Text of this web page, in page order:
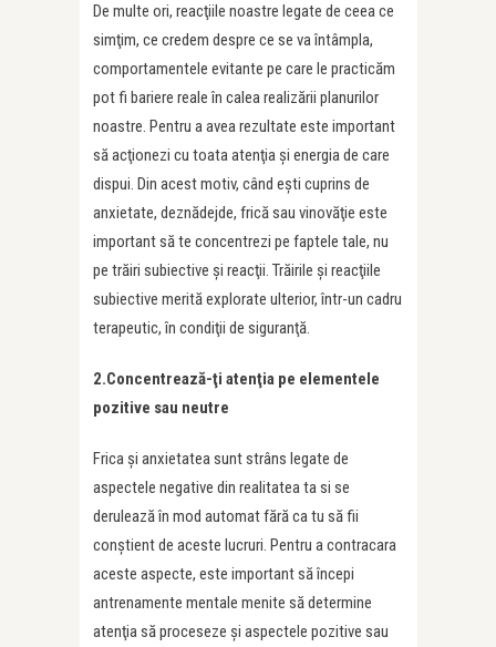
De multe ori, reacţiile noastre legate de ceea ce
simţim, ce credem despre ce se va întâmpla,
comportamentele evitante pe care le practicăm
pot fi bariere reale în calea realizării planurilor
noastre. Pentru a avea rezultate este important
să acţionezi cu toata atenţia şi energia de care
dispui. Din acest motiv, când eşti cuprins de
anxietate, deznădejde, frică sau vinovăţie este
important să te concentrezi pe faptele tale, nu
pe trăiri subiective şi reacţii. Trăirile şi reacţiile
subiective merită explorate ulterior, într-un cadru
terapeutic, în condiţii de siguranţă.
2.Concentrează-ţi atenţia pe elementele
pozitive sau neutre
Frica şi anxietatea sunt strâns legate de
aspectele negative din realitatea ta si se
derulează în mod automat fără ca tu să fii
conştient de aceste lucruri. Pentru a contracara
aceste aspecte, este important să începi
antrenamente mentale menite să determine
atenţia să proceseze şi aspectele pozitive sau